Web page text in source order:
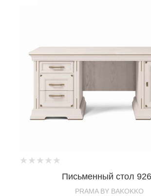
Письменный стол
PRAMA BY BAKOKKO